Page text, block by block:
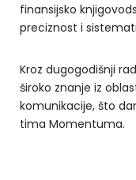
finansijsko
preciznost i
Kroz dugogodišnji
široko znanje iz
komunikacije, što
tima Momentuma.